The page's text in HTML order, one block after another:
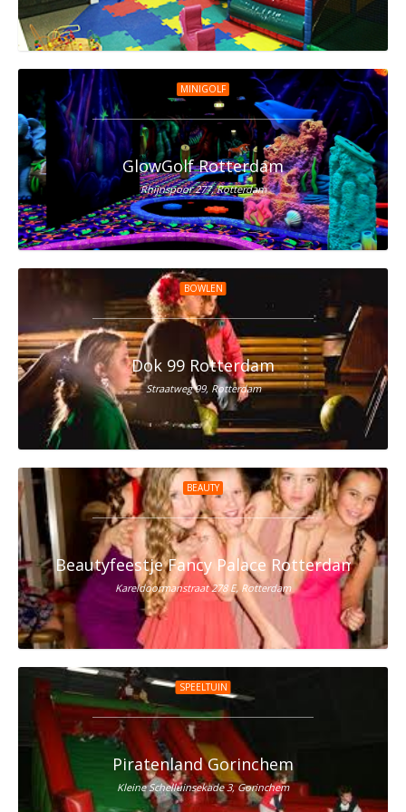
MINIGOLF
GlowGolf Rotterdam
Rhijnspoor 277, Rotterdam
BOWLEN
Dok 99 Rotterdam
Straatweg 99, Rotterdam
BEAUTY
Beautyfeestje Fancy Palace Rotterdam
Kareldoormanstraat 278 E, Rotterdam
SPEELTUIN
Piratenland Gorinchem
Kleine Schelluinsekade 3, Gorinchem